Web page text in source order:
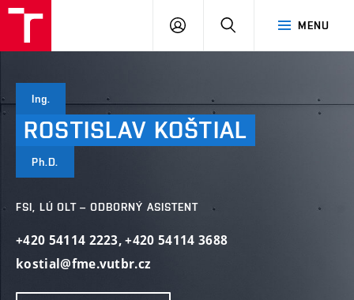
MENU
PŘIHLÁSIT
Ing.
ROSTISLAV KOŠTIAL
Ph.D.
FSI, LÚ OLT – ODBORNÝ ASISTENT
+420 54114 2223,+420 54114 3688
kostial@fme.vutbr.cz